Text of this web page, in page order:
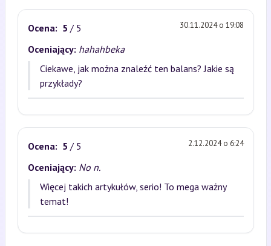
Ocena: 5 / 5 30.11.2024 o 19:08
Oceniający: hahahbeka
Ciekawe, jak można znaleźć ten balans? Jakie są
przykłady?
Ocena: 5 / 5 2.12.2024 o 6:24
Oceniający: No n.
Więcej takich artykułów, serio! To mega ważny
temat!